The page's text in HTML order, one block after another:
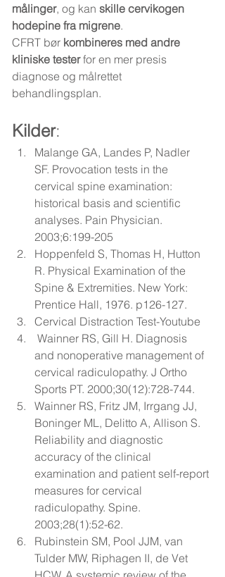
målinger, og kan skille cervikogen
hodepine fra migrene.
CFRT bør kombineres med andre
kliniske tester for en mer presis
diagnose og målrettet
behandlingsplan.
Kilder:
Malange GA, Landes P, Nadler
SF. Provocation tests in the
cervical spine examination:
historical basis and scientific
analyses. Pain Physician.
2003;6:199-205
Hoppenfeld S, Thomas H, Hutton
R. Physical Examination of the
Spine & Extremities. New York:
Prentice Hall, 1976. p126-127.
Cervical Distraction Test-Youtube
Wainner RS, Gill H. Diagnosis
and nonoperative management of
cervical radiculopathy. J Ortho
Sports PT. 2000;30(12):728-744.
Wainner RS, Fritz JM, Irrgang JJ,
Boninger ML, Delitto A, Allison S.
Reliability and diagnostic
accuracy of the clinical
examination and patient self-report
measures for cervical
radiculopathy. Spine.
2003;28(1):52-62.
Rubinstein SM, Pool JJM, van
Tulder MW, Riphagen II, de Vet